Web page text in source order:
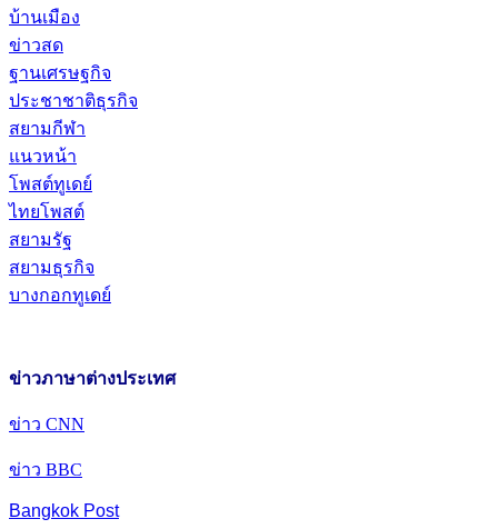
บ้านเมือง
ข่าวสด
ฐานเศรษฐกิจ
ประชาชาติธุรกิจ
สยามกีฬา
แนวหน้า
โพสต์ทูเดย์
ไทยโพสต์
สยามรัฐ
สยามธุรกิจ
บางกอกทูเดย์
ข่าวภาษาต่างประเทศ
ข่าว CNN
ข่าว BBC
Bangkok Post